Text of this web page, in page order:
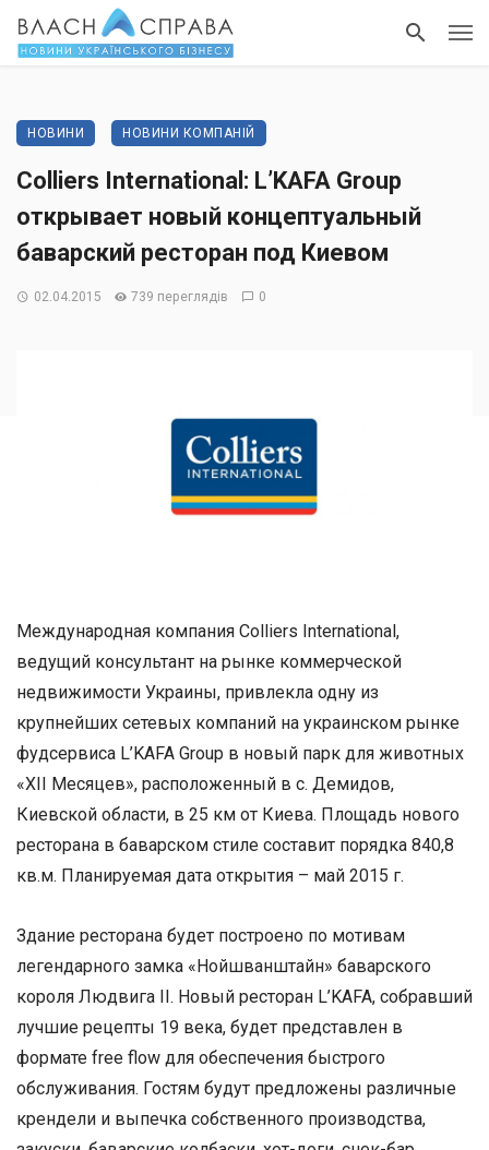
НОВИНИ НОВИНИ КОМПАНІЙ
Colliers International: L’KAFA Group
открывает новый концептуальный
баварский ресторан под Киевом
02.04.2015 739 переглядів 0
Международная компания Colliers International,
ведущий консультант на рынке коммерческой
недвижимости Украины, привлекла одну из
крупнейших сетевых компаний на украинском рынке
фудсервиса L’KAFA Group в новый парк для животных
«ХII Месяцев», расположенный в с. Демидов,
Киевской области, в 25 км от Киева. Площадь нового
ресторана в баварском стиле составит порядка 840,8
кв.м. Планируемая дата открытия – май 2015 г.
Здание ресторана будет построено по мотивам
легендарного замка «Нойшванштайн» баварского
короля Людвига ІІ. Новый ресторан L’KAFA, собравший
лучшие рецепты 19 века, будет представлен в
формате free flow для обеспечения быстрого
обслуживания. Гостям будут предложены различные
крендели и выпечка собственного производства,